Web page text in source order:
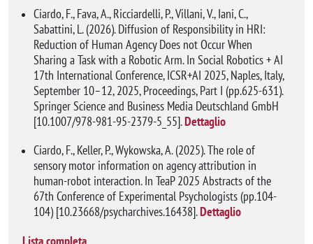
Ciardo, F., Fava, A., Ricciardelli, P., Villani, V., Iani, C.,
Sabattini, L. (2026). Diffusion of Responsibility in HRI:
Reduction of Human Agency Does not Occur When
Sharing a Task with a Robotic Arm. In Social Robotics + AI
17th International Conference, ICSR+AI 2025, Naples, Italy,
September 10–12, 2025, Proceedings, Part I (pp.625-631).
Springer Science and Business Media Deutschland GmbH
[10.1007/978-981-95-2379-5_55].Dettaglio
Ciardo, F., Keller, P., Wykowska, A. (2025). The role of
sensory motor information on agency attribution in
human-robot interaction. In TeaP 2025 Abstracts of the
67th Conference of Experimental Psychologists (pp.104-
104) [10.23668/psycharchives.16438].Dettaglio